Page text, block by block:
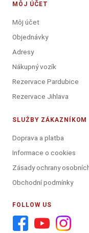
MÔJ ÚČET
Môj účet
Objednávky
Adresy
Nákupný vozík
Rezervace Pardubice
Rezervace Jihlava
SLUŽBY ZÁKAZNÍKOM
Doprava a platba
Informace o cookies
Zásady ochrany
Obchodní podmínky
FOLLOW US